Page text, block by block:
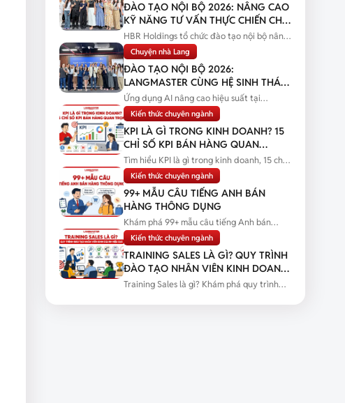
ĐÀO TẠO NỘI BỘ 2026: NÂNG CAO
KỸ NĂNG TƯ VẤN THỰC CHIẾN CHO
ĐỘI NGŨ SALES
HBR Holdings tổ chức đào tạo nội bộ nâng
cao kỹ năng tư vấn thực chiến...
Chuyện nhà Lang
ĐÀO TẠO NỘI BỘ 2026:
LANGMASTER CÙNG HỆ SINH THÁI
HBR HOLDINGS NÂNG CAO NĂNG
LỰC ỨNG DỤNG AI
Ứng dụng AI nâng cao hiệu suất tại
Langmaster qua chương trình đào tạo...
Kiến thức chuyên ngành
KPI LÀ GÌ TRONG KINH DOANH? 15
CHỈ SỐ KPI BÁN HÀNG QUAN
TRỌNG
Tìm hiểu KPI là gì trong kinh doanh, 15 chỉ
số KPI bán hàng quan trọng...
Kiến thức chuyên ngành
99+ MẪU CÂU TIẾNG ANH BÁN
HÀNG THÔNG DỤNG
Khám phá 99+ mẫu câu tiếng Anh bán
hàng thông dụng kèm tình huống thực...
Kiến thức chuyên ngành
TRAINING SALES LÀ GÌ? QUY TRÌNH
ĐÀO TẠO NHÂN VIÊN KINH DOANH
HIỆU QUẢ
Training Sales là gì? Khám phá quy trình